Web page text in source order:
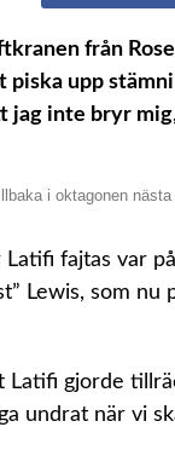
från
piska upp
jag inte bryr
i oktagonen
Latifi fajtas var
Lewis, som
Latifi gjorde
undrat när vi